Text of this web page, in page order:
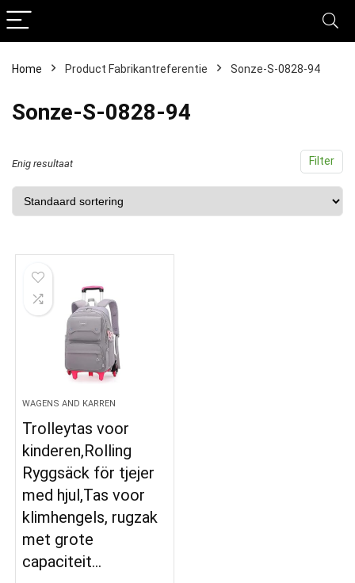
Home Product Fabrikantreferentie Sonze-S-0828-94
Sonze-S-0828-94
Filter
Enig resultaat
WAGENS AND KARREN
Trolleytas voor
kinderen,Rolling
Ryggsäck för tjejer
med hjul,Tas voor
klimhengels, rugzak
met grote
capaciteit…